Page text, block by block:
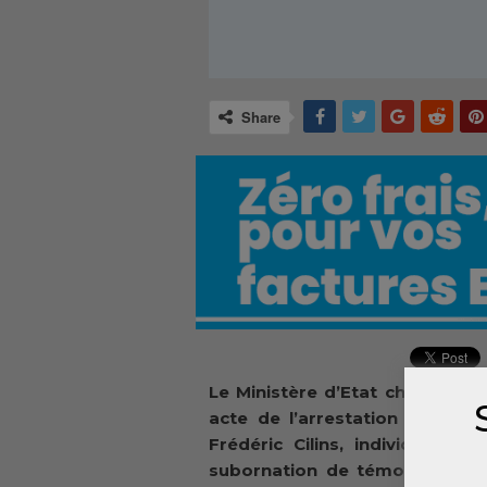
Share
Le Ministère d’Etat chargé de
acte de l’arrestation aux
Frédéric Cilins, individu de
subornation de témoin,